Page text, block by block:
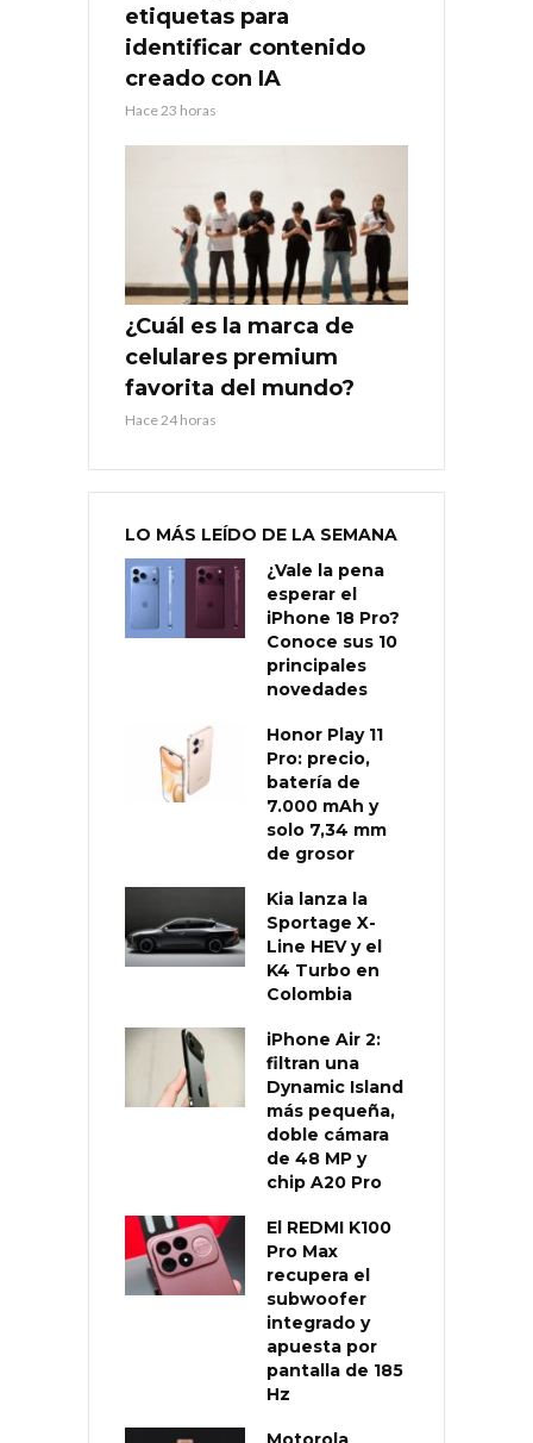
etiquetas para
identificar contenido
creado con IA
Hace 23 horas
¿Cuál es la marca de
celulares premium
favorita del mundo?
Hace 24 horas
LO MÁS LEÍDO DE LA SEMANA
¿Vale la pena
esperar el
iPhone 18 Pro?
Conoce sus 10
principales
novedades
Honor Play 11
Pro: precio,
batería de
7.000 mAh y
solo 7,34 mm
de grosor
Kia lanza la
Sportage X-
Line HEV y el
K4 Turbo en
Colombia
iPhone Air 2:
filtran una
Dynamic Island
más pequeña,
doble cámara
de 48 MP y
chip A20 Pro
El REDMI K100
Pro Max
recupera el
subwoofer
integrado y
apuesta por
pantalla de 185
Hz